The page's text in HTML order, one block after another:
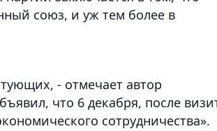
союз, и уж тем более в
- отмечает автор
что 6 декабря, после
сотрудничества».